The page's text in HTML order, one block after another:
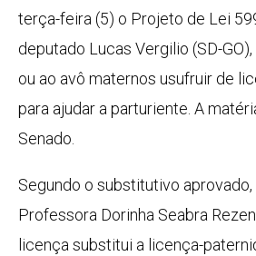
terça-feira (5) o Projeto de Lei
deputado Lucas Vergilio (SD-
ou ao avô maternos usufruir de
para ajudar a parturiente. A
Senado.
Segundo o substitutivo
Professora Dorinha Seabra
licença substitui a licença-